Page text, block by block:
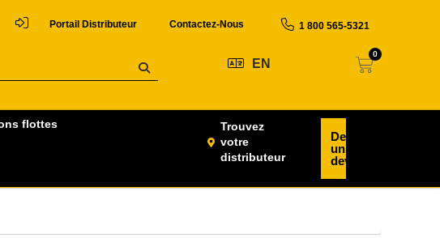
Portail Distributeur Contactez-Nous 1 800 565-5321
EN
0
flottes
Trouvez
votre
distributeur
Demander
un
devis